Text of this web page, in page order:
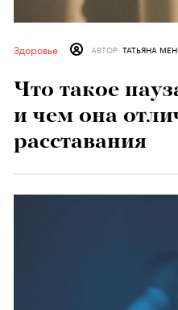
Здоровье АВТОР ТАТЬЯНА
Что такое
и чем она
расставания